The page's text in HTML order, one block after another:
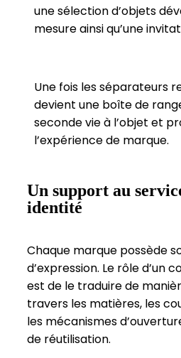
une sélection d’objets
mesure ainsi qu’une
Une fois les séparateurs
devient une boîte de
seconde vie à l’objet et
l’expérience de marque.
Un support au
identité
Chaque marque possède
d’expression. Le rôle d’un
est de le traduire de
travers les matières, les
les mécanismes
de réutilisation.